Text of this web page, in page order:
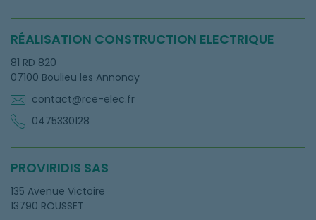
RÉALISATION CONSTRUCTION ELECTRIQUE
81 RD 820
07100 Boulieu les Annonay
contact@rce-elec.fr
0475330128
PROVIRIDIS SAS
135 Avenue Victoire
13790 ROUSSET